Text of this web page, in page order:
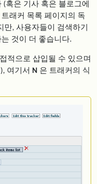
혹은 기사 혹은 블로그에
래커 목록 페이지의 독
, 사용자들이 검색하기
것이 더 좋습니다.
적으로 삽입될 수 있으며
), 여기서 N 은 트래커의 식